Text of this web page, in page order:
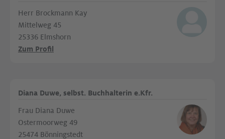
Herr Brockmann Kay
Mittelweg 45
25336 Elmshorn
Zum Profil
Diana Duwe, selbst. Buchhalterin e.Kfr.
Frau Diana Duwe
Ostermoorweg 49
25474 Bönningstedt